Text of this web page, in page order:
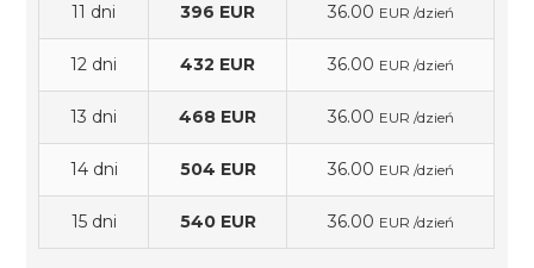
11 dni 396 EUR 36.00 EUR /dzień
12 dni 432 EUR 36.00 EUR /dzień
13 dni 468 EUR 36.00 EUR /dzień
14 dni 504 EUR 36.00 EUR /dzień
15 dni 540 EUR 36.00 EUR /dzień